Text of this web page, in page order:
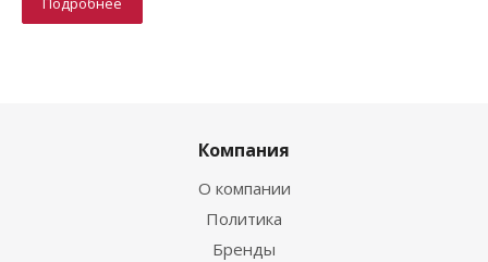
Компания
О компании
Политика
Бренды